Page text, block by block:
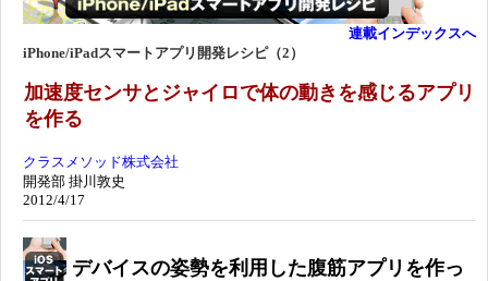
連載インデックスへ
iPhone/iPadスマートアプリ開発レシピ（2）
加速度センサとジャイロで体の動きを感じるアプリ
を作る
クラスメソッド株式会社
開発部 掛川敦史
2012/4/17
デバイスの姿勢を利用した腹筋アプリを作っ